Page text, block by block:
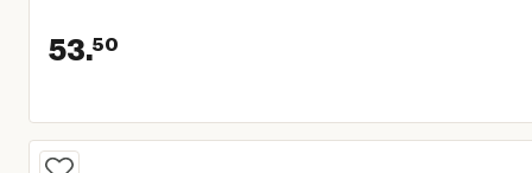
53.50
Huidige prijs € 53,50